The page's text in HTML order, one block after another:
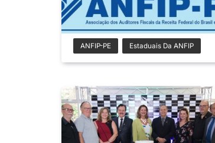
ANFIP-PE Estaduais Da ANFIP